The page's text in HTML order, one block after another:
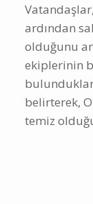
ardından
olduğunu
ekiplerinin
belirterek,
temiz